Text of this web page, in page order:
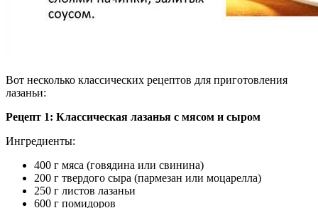
Вот несколько классических рецептов для приготовления
лазаньи:
Рецепт 1: Классическая лазанья с мясом и сыром
Ингредиенты:
400 г мяса (говядина или свинина)
200 г твердого сыра (пармезан или моцарелла)
250 г листов лазаньи
600 г помидоров